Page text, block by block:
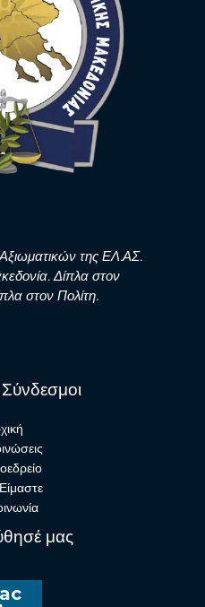
της ΕΛ.ΑΣ.
Δίπλα στον
στον Πολίτη.
μας